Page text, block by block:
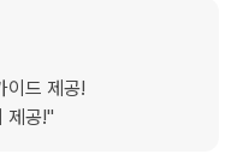
이드 제공!
제공!"